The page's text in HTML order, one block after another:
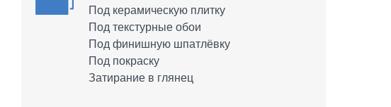
Под керамическую плитку
Под текстурные обои
Под финишную шпатлёвку
Под покраску
Затирание в глянец